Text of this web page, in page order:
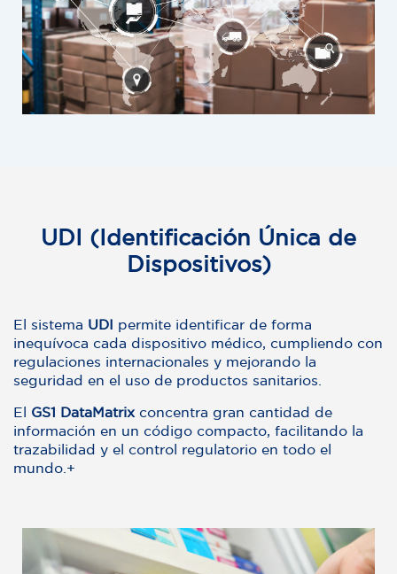
UDI (Identificación Única de
Dispositivos)
El sistema UDI permite identificar de forma
inequívoca cada dispositivo médico, cumpliendo con
regulaciones internacionales y mejorando la
seguridad en el uso de productos sanitarios.
El GS1 DataMatrix concentra gran cantidad de
información en un código compacto, facilitando la
trazabilidad y el control regulatorio en todo el
mundo.+